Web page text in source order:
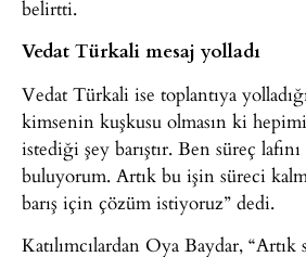
belirtti.
Vedat Türkali mesaj yolladı
Vedat Türkali ise toplantıya
kimsenin kuşkusu olmasın ki
istediği şey barıştır. Ben süreç
buluyorum. Artık bu işin süreci
barış için çözüm istiyoruz” dedi.
Katılımcılardan Oya Baydar,